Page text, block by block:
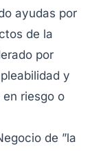
ayudas por
de la
por
y
riesgo o
de ”la